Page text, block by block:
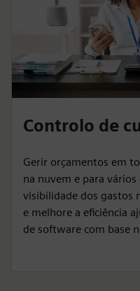
Controlo de
Gerir orçamentos em
na nuvem e para
visibilidade dos gastos
e melhore a eficiência
de software com base